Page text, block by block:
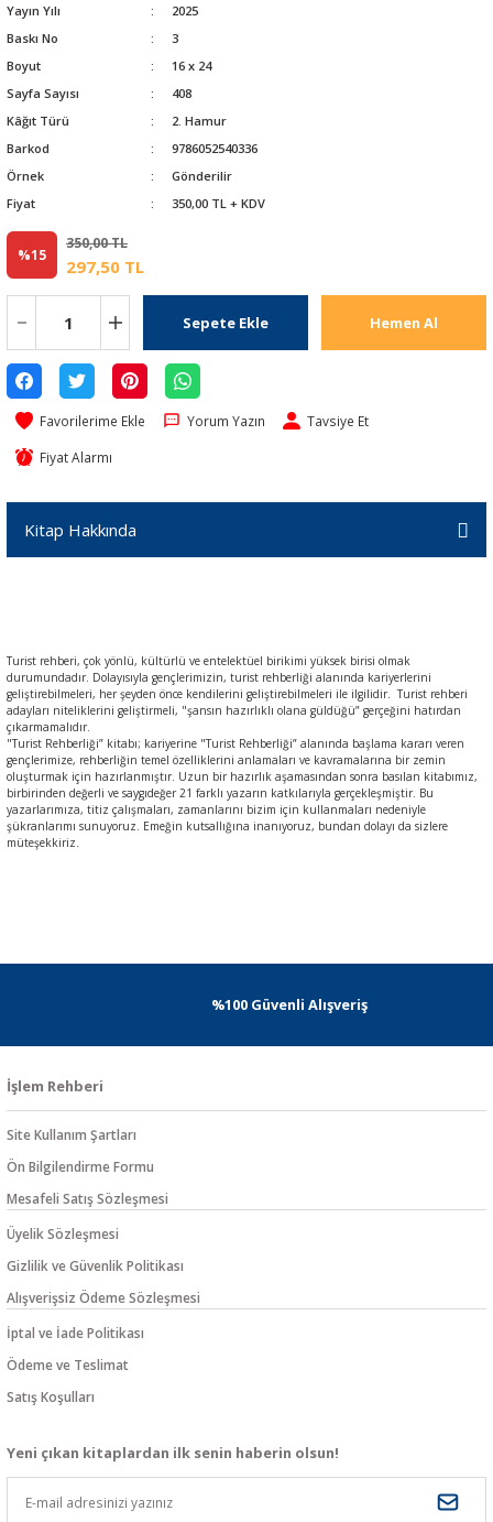
Yayın Yılı
2025
Baskı No
3
Boyut
16 x 24
Sayfa Sayısı
408
Kâğıt Türü
2. Hamur
Barkod
9786052540336
Örnek
Gönderilir
Fiyat
350,00 TL + KDV
%15
350,00 TL
297,50 TL
Sepete Ekle Hemen Al
Yorum Yazın Tavsiye Et
Fiyat Alarmı
Kitap Hakkında
Turist rehberi, çok yönlü, kültürlü ve entelektüel birikimi yüksek birisi olmak
durumundadır. Dolayısıyla gençlerimizin, turist rehberliği alanında kariyerlerini
geliştirebilmeleri, her şeyden önce kendilerini geliştirebilmeleri ile ilgilidir. Turist rehberi
adayları niteliklerini geliştirmeli, "şansın hazırlıklı olana güldüğü” gerçeğini hatırdan
çıkarmamalıdır.
"Turist Rehberliği” kitabı; kariyerine "Turist Rehberliği” alanında başlama kararı veren
gençlerimize, rehberliğin temel özelliklerini anlamaları ve kavramalarına bir zemin
oluşturmak için hazırlanmıştır. Uzun bir hazırlık aşamasından sonra basılan kitabımız,
birbirinden değerli ve saygıdeğer 21 farklı yazarın katkılarıyla gerçekleşmiştir. Bu
yazarlarımıza, titiz çalışmaları, zamanlarını bizim için kullanmaları nedeniyle
şükranlarımı sunuyoruz. Emeğin kutsallığına inanıyoruz, bundan dolayı da sizlere
müteşekkiriz.
%100 Güvenli Alışveriş
İşlem Rehberi
Site Kullanım Şartları
Ön Bilgilendirme Formu
Mesafeli Satış Sözleşmesi
Üyelik Sözleşmesi
Gizlilik ve Güvenlik Politikası
Alışverişsiz Ödeme Sözleşmesi
İptal ve İade Politikası
Ödeme ve Teslimat
Satış Koşulları
Yeni çıkan kitaplardan ilk senin haberin olsun!